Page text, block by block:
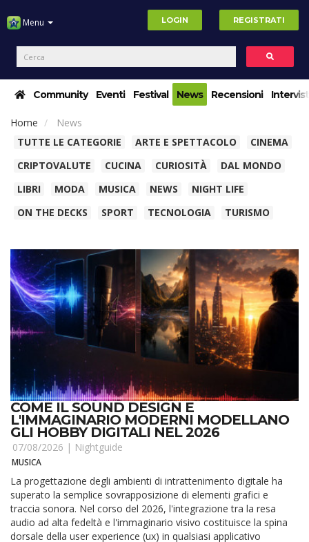
Menu LOGIN REGISTRATI
Community Eventi Festival News Recensioni
Home
News
TUTTE LE CATEGORIE
ARTE E SPETTACOLO
CINEMA
CRIPTOVALUTE
CUCINA CURIOSITÀ
DAL MONDO
LIBRI
MODA MUSICA NEWS
NIGHT LIFE
ON THE DECKS
SPORT TECNOLOGIA TURISMO
COME IL SOUND DESIGN E
L'IMMAGINARIO MODERNI MODELLANO
GLI HOBBY DIGITALI NEL 2026
07/08/2026 | Nightguide
MUSICA
La progettazione degli ambienti di intrattenimento digitale ha
superato la semplice sovrapposizione di elementi grafici e
traccia sonora. Nel corso del 2026, l'integrazione tra la resa
audio ad alta fedeltà e l'immaginario visivo costituisce la spina
dorsale della user experience (ux) in qualsiasi applicativo